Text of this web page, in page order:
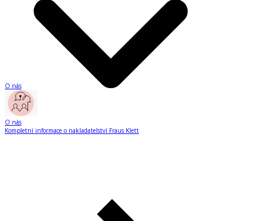
O nás
O nás
Kompletní informace o nakladatelství Fraus Klett